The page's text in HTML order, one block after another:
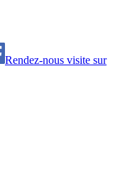
Rendez-nous visite sur